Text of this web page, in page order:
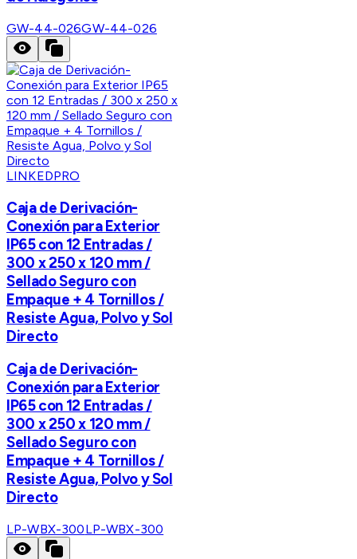
GW-44-026GW-44-026
LINKEDPRO
Caja de Derivación-
Conexión para Exterior
IP65 con 12 Entradas /
300 x 250 x 120 mm /
Sellado Seguro con
Empaque + 4 Tornillos /
Resiste Agua, Polvo y Sol
Directo
Caja de Derivación-
Conexión para Exterior
IP65 con 12 Entradas /
300 x 250 x 120 mm /
Sellado Seguro con
Empaque + 4 Tornillos /
Resiste Agua, Polvo y Sol
Directo
LP-WBX-300LP-WBX-300